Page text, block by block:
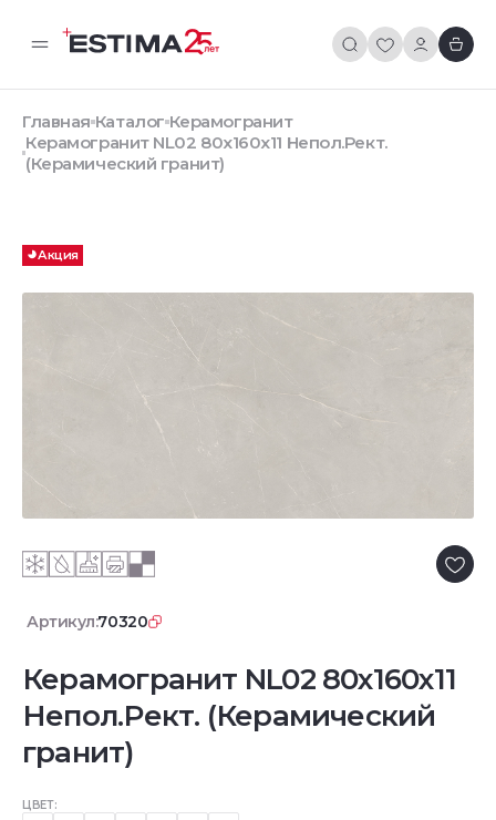
Главная Каталог Керамогранит
Керамогранит NL02 80x160x11 Непол.Рект.
(Керамический гранит)
Акция
Артикул:70320
Керамогранит NL02 80x160x11
Непол.Рект. (Керамический
гранит)
ЦВЕТ: